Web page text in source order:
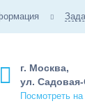
г. Москва,
ул.
Посмотреть на